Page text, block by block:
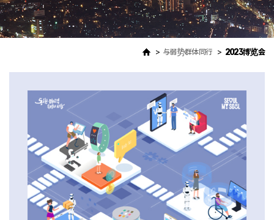
与弱势群体同行 2023博览会